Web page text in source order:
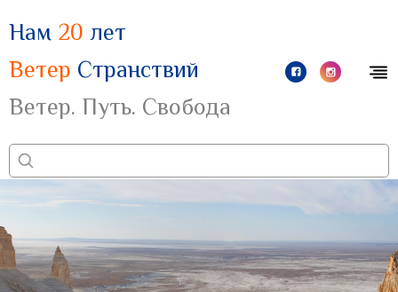
Нам 20 лет
Ветер Странствий
Ветер. Путь. Свобода